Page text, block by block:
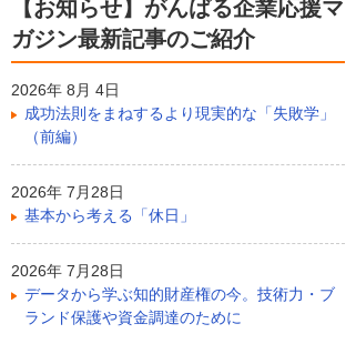
【お知らせ】がんばる企業応援マ
ガジン最新記事のご紹介
2026年 8月 4日
成功法則をまねするより現実的な「失敗学」
（前編）
2026年 7月28日
基本から考える「休日」
2026年 7月28日
データから学ぶ知的財産権の今。技術力・ブ
ランド保護や資金調達のために